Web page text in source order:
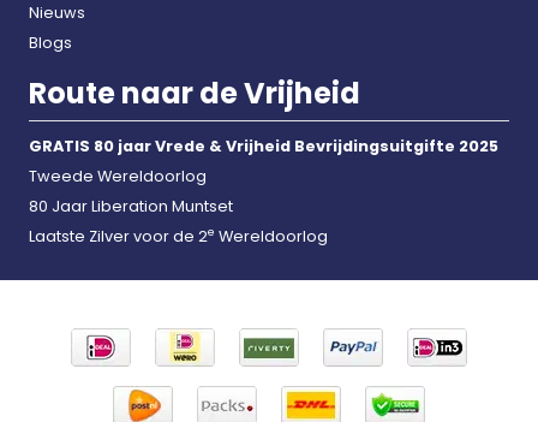
Nieuws
Blogs
Route naar de Vrijheid
GRATIS 80 jaar Vrede & Vrijheid Bevrijdingsuitgifte 2025
Tweede Wereldoorlog
80 Jaar Liberation Muntset
Laatste Zilver voor de 2e Wereldoorlog